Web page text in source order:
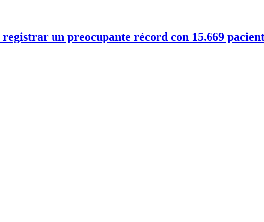
un preocupante récord con 15.669